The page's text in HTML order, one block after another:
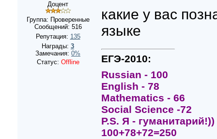
Доцент
Группа: Проверенные
Сообщений: 516
Репутация: 135
Награды: 3
Замечания: 0%
Статус: Offline
какие у вас
языке
ЕГЭ-2010:
Russian - 100
English - 78
Mathematics - 66
Social Scienсe -72
P.S. Я - гуманитарий!))
100+78+72=250